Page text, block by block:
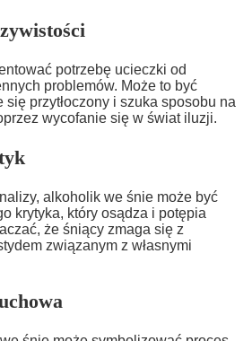
potrzebę ucieczki od
problemów. Może to być
się przytłoczony i szuka sposobu na
wycofanie się w świat iluzji.
alkoholik we śnie może być
krytyka, który osądza i potępia
że śniący zmaga się z
związanym z własnymi